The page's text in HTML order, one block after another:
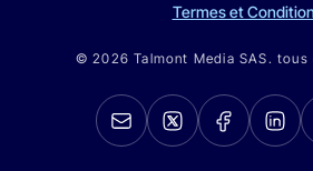
Termes et
© 2026 Talmont Media SAS.